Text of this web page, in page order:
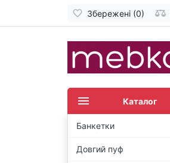
Збережені (0)
Каталог
Банкетки
Довгий пуф